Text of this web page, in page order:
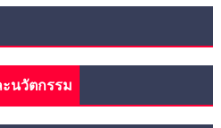
นวัตกรรม